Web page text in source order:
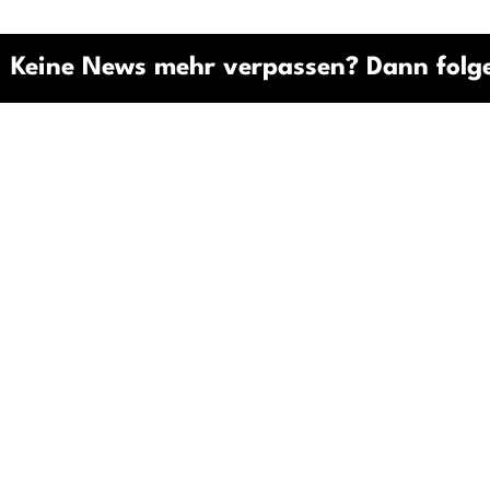
Keine News mehr verpassen? Dann